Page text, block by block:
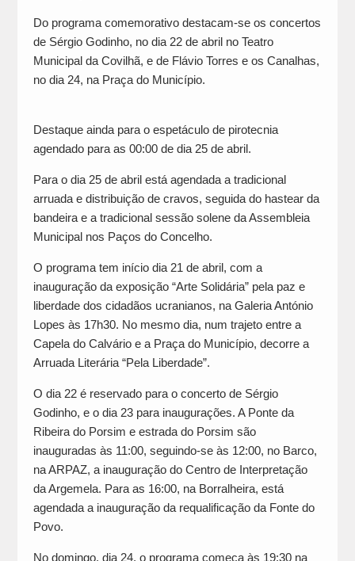
Do programa comemorativo destacam-se os concertos
de Sérgio Godinho, no dia 22 de abril no Teatro
Municipal da Covilhã, e de Flávio Torres e os Canalhas,
no dia 24, na Praça do Município.
Destaque ainda para o espetáculo de pirotecnia
agendado para as 00:00 de dia 25 de abril.
Para o dia 25 de abril está agendada a tradicional
arruada e distribuição de cravos, seguida do hastear da
bandeira e a tradicional sessão solene da Assembleia
Municipal nos Paços do Concelho.
O programa tem início dia 21 de abril, com a
inauguração da exposição “Arte Solidária” pela paz e
liberdade dos cidadãos ucranianos, na Galeria António
Lopes às 17h30. No mesmo dia, num trajeto entre a
Capela do Calvário e a Praça do Município, decorre a
Arruada Literária “Pela Liberdade”.
O dia 22 é reservado para o concerto de Sérgio
Godinho, e o dia 23 para inaugurações. A Ponte da
Ribeira do Porsim e estrada do Porsim são
inauguradas às 11:00, seguindo-se às 12:00, no Barco,
na ARPAZ, a inauguração do Centro de Interpretação
da Argemela. Para as 16:00, na Borralheira, está
agendada a inauguração da requalificação da Fonte do
Povo.
No domingo, dia 24, o programa começa às 19:30 na